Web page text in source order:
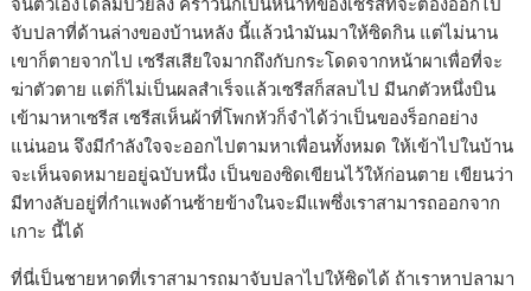
จับปลาที่ด้านล่างของบ้านหลัง นี้แล้วนำมันมาให้ซิดกิน แต่ไม่นาน
เขาก็ตายจากไป เซรีสเสียใจมากถึงกับกระโดดจากหน้าผาเพื่อที่จะ
ฆ่าตัวตาย แต่ก็ไม่เป็นผลสำเร็จแล้วเซรีสก็สลบไป มีนกตัวหนึ่งบิน
เข้ามาหาเซรีส เซรีสเห็นผ้าที่โพกหัวก็จำได้ว่าเป็นของร็อกอย่าง
แน่นอน จึงมีกำลังใจจะออกไปตามหาเพื่อนทั้งหมด ให้เข้าไปในบ้าน
จะเห็นจดหมายอยู่ฉบับหนึ่ง เป็นของซิดเขียนไว้ให้ก่อนตาย เขียนว่า
มีทางลับอยู่ที่กำแพงด้านซ้ายข้างในจะมีแพซึ่งเราสามารถออกจาก
เกาะ นี้ได้
ที่นี่เป็นชายหาดที่เราสามารถมาจับปลาไปให้ซิดได้ ถ้าเราหาปลามา